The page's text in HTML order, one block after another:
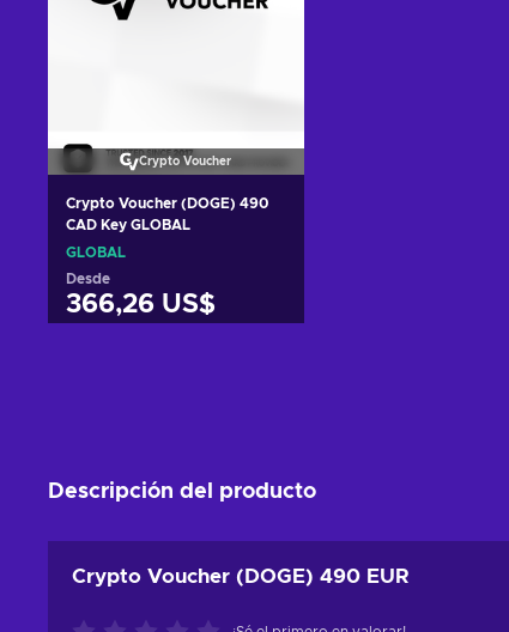
Crypto Voucher
Crypto Voucher (DOGE) 490
CAD Key GLOBAL
GLOBAL
Desde
366,26 US$
Descripción del producto
Crypto Voucher (DOGE) 490 EUR